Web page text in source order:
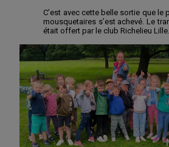
C’est avec cette belle sortie que le
mousquetaires s’est achevé. Le
était offert par le club Richelieu Lille.